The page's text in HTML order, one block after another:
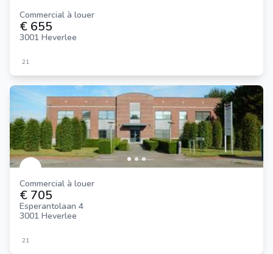
Commercial à louer
€ 655
3001 Heverlee
21
Commercial à louer
€ 705
Esperantolaan 4
3001 Heverlee
21